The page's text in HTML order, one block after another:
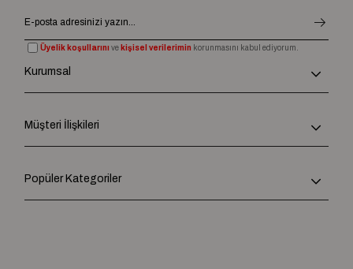
Üyelik koşullarını ve kişisel verilerimin korunmasını kabul ediyorum.
Kurumsal
Müşteri İlişkileri
Popüler Kategoriler